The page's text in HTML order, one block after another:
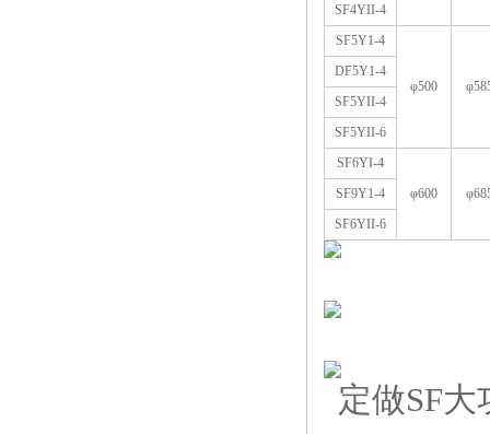
SF4YII-4
SF5Y1-4
φ500
DF5Y1-4
SF5YII-4
SF5YII-6
SF6YI-4
φ600
SF9Y1-4
SF6YII-6
定做SF